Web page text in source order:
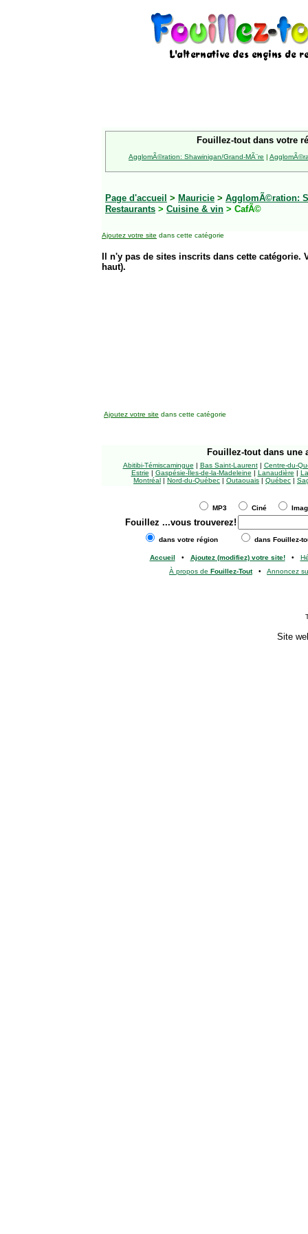
Fouillez-tout dans votre
AgglomÃ©ration: Shawinigan/Grand-MÃ¨re |
Page d'accueil > Mauricie > AgglomÃ©ration:
Restaurants > Cuisine & vin > CafÃ©
Ajoutez votre site dans cette catégorie
Il n'y pas de sites inscrits dans cette
haut).
Ajoutez votre site dans cette catégorie
Fouillez-tout dans une
Abitibi-Témiscamingue | Bas Saint-Laurent| Centre-du-
Estrie | Gaspésie-Îles-de-la-Madeleine | Lanaudière |
Montréal | Nord-du-Québec | Outaouais | Québec |
MP3 Ciné
Fouillez ...vous trouverez!
dans votre région dans Fouillez-
Accueil • Ajoutez (modifiez) votre site!•
À propos de Fouillez-Tout• Annoncez
Site